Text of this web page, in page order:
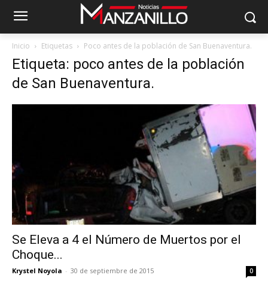
Inicio Etiquetas Poco antes de la población de San Buenaventura.
Etiqueta: poco antes de la población
de San Buenaventura.
Se Eleva a 4 el Número de Muertos por el
Choque...
Krystel Noyola - 30 de septiembre de 2015 0